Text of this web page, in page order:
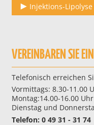
Injektions-Lipolyse
VEREINBAREN SIE
Telefonisch erreichen
Vormittags: 8.30-11.00
Montag:14.00-16.00 Uhr
Dienstag und
Telefon: 0 49 31 - 31 74